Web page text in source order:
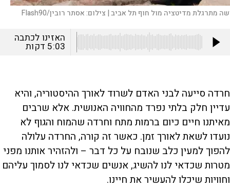
מתרגלת מדיטציה מול חוף תל אביב | צילום:אסתר רובין/Flash90
האזינו לכתבה
5:03 דקות
חרדה סייעה לבני האדם לשרוד לאורך ההיסטוריה, והיא
עדיין חלק בלתי נפרד מהחוויה האנושית. אלא שרבים
מאיתנו חיים כיום ברמות מתח וחרדה שהמוח והגוף לא
נועדו לשאת לאורך זמן. כאשר זה קורה, החרדה עלולה
להפוך למעין כלב שנובח על כל דבר – ולהזהיר אותנו מפני
מטרות שכדאי לנו להשיג, אנשים שכדאי לנו לסמוך עליהם
וחוויות שיכלו להעשיר את חיינו.